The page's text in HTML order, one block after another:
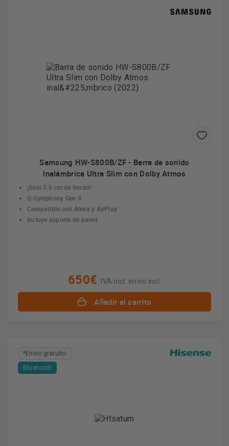
Samsung HW-S800B/ZF - Barra de sonido
Inalámbrica Ultra Slim con Dolby Atmos
¡Solo 3.6 cm de fondo!
Q-Symphony Gen II
Compatible con Alexa y AirPlay
Incluye soporte de pared
650€ IVA incl. envío incl.
Añadir al carrito
*Envío gratuito
Bluetooth